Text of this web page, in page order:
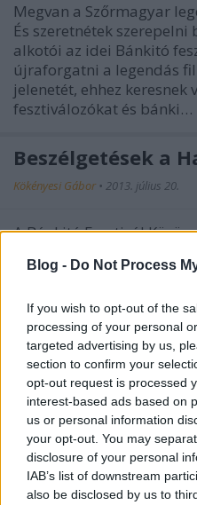
Blog - Do Not Process
If you wish to opt-out of the
processing of your personal
targeted advertising by us,
section to confirm your
opt-out request is processed
interest-based ads based on
us or personal information
your opt-out. You may
disclosure of your personal
IAB’s list of downstream
also be disclosed by us to
Megvan a Szőrmagyar
És szeretnétek szerepelni
alkotói az idei Bánkitó
újraforgatni a legendás
jelenetét, ehhez keresnek
fesztiválozókat és bánki…
Beszélgetések a
Kökényesi Gábor • 2013. július 20.
A Bánkitó Fesztivál
történeteket gyűjt a
akik egyszercsak
Beszélgetünk velük…
Szervusz Polgi!
Kökényesi Gábor•2013. július 20.
A polgi. Nem szólíttatja
úrnak, sem más
Olyan, akit megállítanak